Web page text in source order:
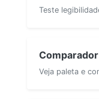
Teste
Veja paleta e